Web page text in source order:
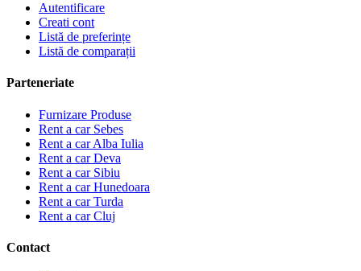
Autentificare
Creati cont
Listă de preferințe
Listă de comparații
Parteneriate
Furnizare Produse
Rent a car Sebes
Rent a car Alba Iulia
Rent a car Deva
Rent a car Sibiu
Rent a car Hunedoara
Rent a car Turda
Rent a car Cluj
Contact